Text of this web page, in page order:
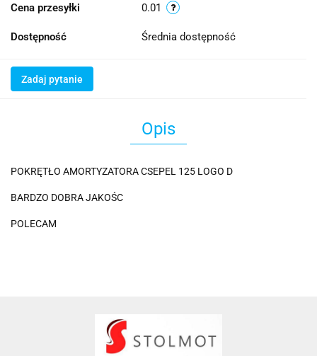
Cena przesyłki 0.01
Dostępność Średnia dostępność
Zadaj pytanie
Opis
POKRĘTŁO AMORTYZATORA CSEPEL 125 LOGO D
BARDZO DOBRA JAKOŚC
POLECAM